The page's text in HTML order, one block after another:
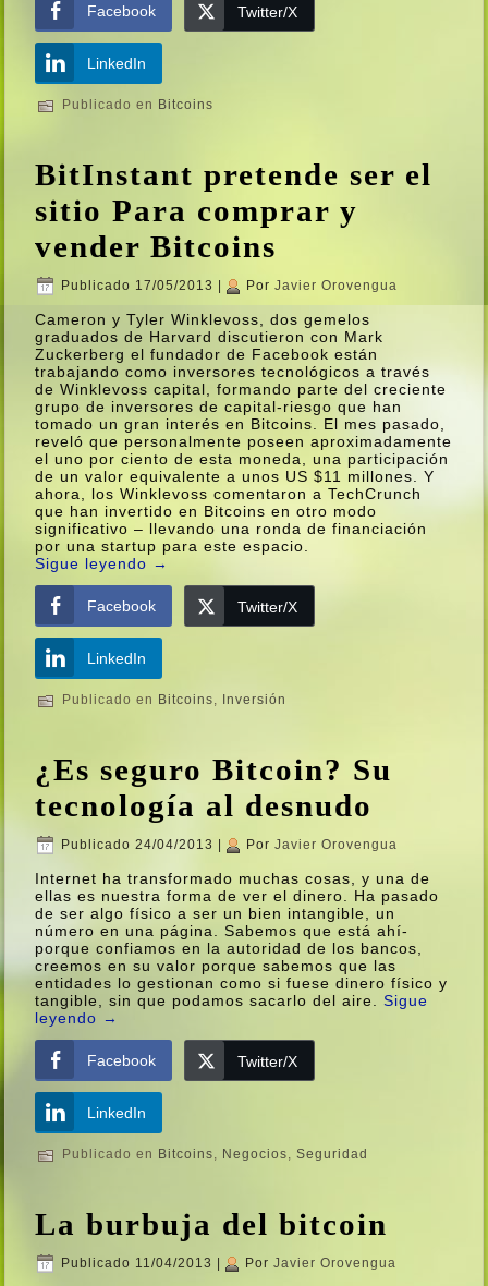
Facebook Twitter/X
LinkedIn
Publicado en Bitcoins
BitInstant pretende ser el
sitio Para comprar y
vender Bitcoins
Publicado 17/05/2013 Por Javier Orovengua
Cameron y Tyler Winklevoss, dos gemelos
graduados de Harvard discutieron con Mark
Zuckerberg el fundador de Facebook están
trabajando como inversores tecnológicos a través
de Winklevoss capital, formando parte del creciente
grupo de inversores de capital-riesgo que han
tomado un gran interés en Bitcoins. El mes pasado,
reveló que personalmente poseen aproximadamente
el uno por ciento de esta moneda, una participación
de un valor equivalente a unos US $11 millones. Y
ahora, los Winklevoss comentaron a TechCrunch
que han invertido en Bitcoins en otro modo
significativo – llevando una ronda de financiación
por una startup para este espacio.
Sigue leyendo →
Facebook Twitter/X
LinkedIn
Publicado en Bitcoins, Inversión
¿Es seguro Bitcoin? Su
tecnologí­a al desnudo
Publicado 24/04/2013 Por Javier Orovengua
Internet ha transformado muchas cosas, y una de
ellas es nuestra forma de ver el dinero. Ha pasado
de ser algo fí­sico a ser un bien intangible, un
número en una página. Sabemos que está ahí­
porque confiamos en la autoridad de los bancos,
creemos en su valor porque sabemos que las
entidades lo gestionan como si fuese dinero fí­sico y
tangible, sin que podamos sacarlo del aire.Sigue
leyendo →
Facebook Twitter/X
LinkedIn
Publicado en Bitcoins, Negocios,Seguridad
La burbuja del bitcoin
Publicado 11/04/2013 Por Javier Orovengua